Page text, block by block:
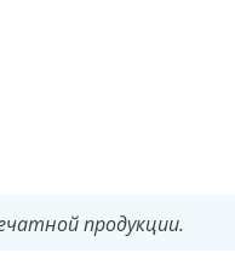
продукции.